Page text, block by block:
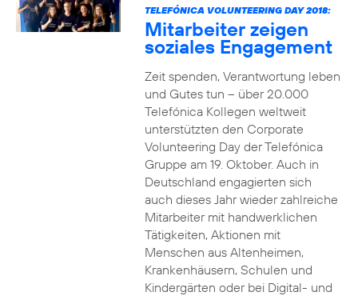
TELEFÓNICA VOLUNTEERING DAY 2018:
Mitarbeiter zeigen
soziales Engagement
Zeit spenden, Verantwortung leben
und Gutes tun – über 20.000
Telefónica Kollegen weltweit
unterstützten den Corporate
Volunteering Day der Telefónica
Gruppe am 19. Oktober. Auch in
Deutschland engagierten sich
auch dieses Jahr wieder zahlreiche
Mitarbeiter mit handwerklichen
Tätigkeiten, Aktionen mit
Menschen aus Altenheimen,
Krankenhäusern, Schulen und
Kindergärten oder bei Digital- und